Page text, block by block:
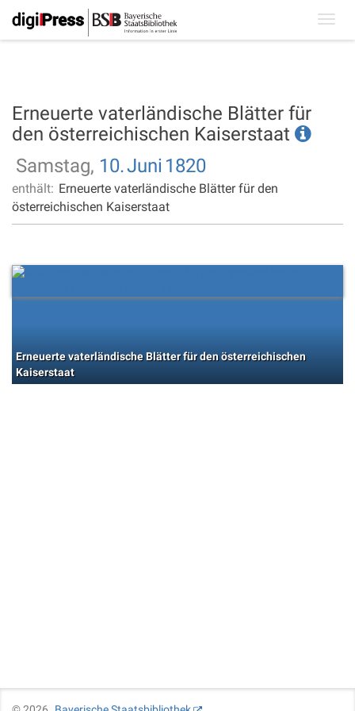
Erneuerte vaterländische Blätter für
den österreichischen Kaiserstaat
Samstag, 10.Juni 1820
enthält: Erneuerte vaterländische Blätter für den
österreichischen Kaiserstaat
Erneuerte vaterländische Blätter für den österreichischen
Kaiserstaat